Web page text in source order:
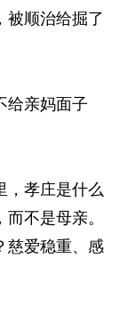
被顺治给掘了
给亲妈面子
，孝庄是什么
不是母亲。
慈爱稳重、感